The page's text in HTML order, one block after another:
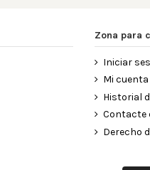
Zona para
Iniciar
Mi cuenta
Historial
Contacte
Derecho